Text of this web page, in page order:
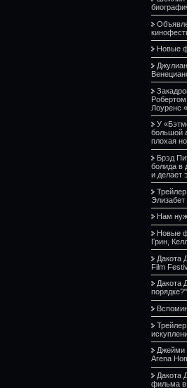
Новые
Лоуренс
У
большой
плохая
Брэд
болида в
и делает
Элизабет
Нам
Новые
Грин,
Дакота
Film
Дакота
порядке?"
Джейми
Arena
Дакота
фильма